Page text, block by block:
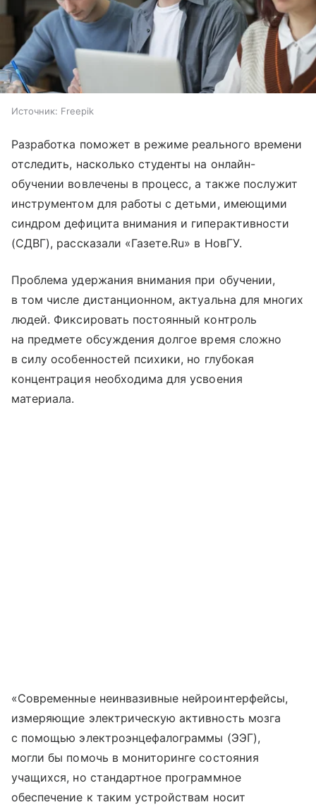
Источник: Freepik
Разработка поможет в режиме реального времени
отследить, насколько студенты на онлайн-
обучении вовлечены в процесс, а также послужит
инструментом для работы с детьми, имеющими
синдром дефицита внимания и гиперактивности
(СДВГ), рассказали «Газете.Ru» в НовГУ.
Проблема удержания внимания при обучении,
в том числе дистанционном, актуальна для многих
людей. Фиксировать постоянный контроль
на предмете обсуждения долгое время сложно
в силу особенностей психики, но глубокая
концентрация необходима для усвоения
материала.
«Современные неинвазивные нейроинтерфейсы,
измеряющие электрическую активность мозга
с помощью электроэнцефалограммы (ЭЭГ),
могли бы помочь в мониторинге состояния
учащихся, но стандартное программное
обеспечение к таким устройствам носит